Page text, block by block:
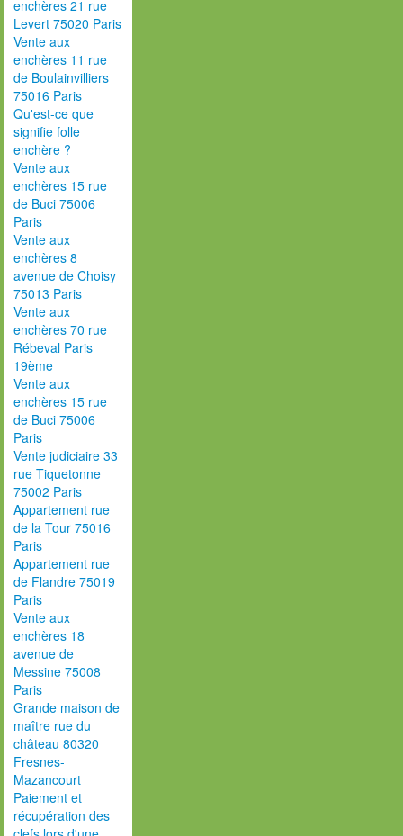
enchères 21 rue
Levert 75020 Paris
Vente aux
enchères 11 rue
de Boulainvilliers
75016 Paris
Qu'est-ce que
signifie folle
enchère ?
Vente aux
enchères 15 rue
de Buci 75006
Paris
Vente aux
enchères 8
avenue de Choisy
75013 Paris
Vente aux
enchères 70 rue
Rébeval Paris
19ème
Vente aux
enchères 15 rue
de Buci 75006
Paris
Vente judiciaire 33
rue Tiquetonne
75002 Paris
Appartement rue
de la Tour 75016
Paris
Appartement rue
de Flandre 75019
Paris
Vente aux
enchères 18
avenue de
Messine 75008
Paris
Grande maison de
maître rue du
château 80320
Fresnes-
Mazancourt
Paiement et
récupération des